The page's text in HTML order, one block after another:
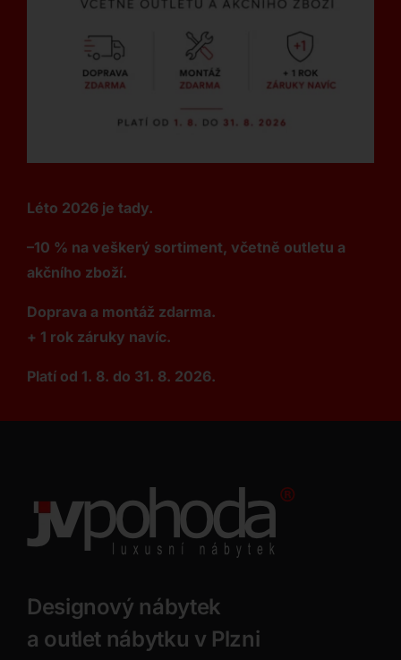
Léto 2026 je tady.
–10 % na veškerý sortiment, včetně outletu a
akčního zboží.
Doprava a montáž zdarma.
+ 1 rok záruky navíc.
Platí od 1. 8. do 31. 8. 2026.
Designový nábytek
a outlet nábytku v Plzni